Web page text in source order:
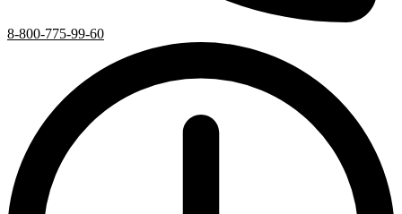
8-800-775-99-60